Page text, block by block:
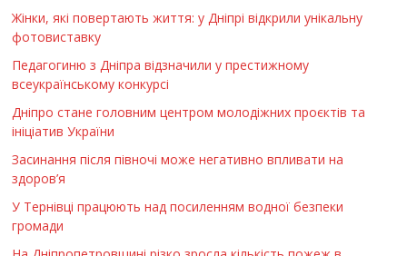
Жінки, які повертають життя: у Дніпрі відкрили унікальну
фотовиставку
Педагогиню з Дніпра відзначили у престижному
всеукраїнському конкурсі
Дніпро стане головним центром молодіжних проєктів та
ініціатив України
Засинання після півночі може негативно впливати на
здоров’я
У Тернівці працюють над посиленням водної безпеки
громади